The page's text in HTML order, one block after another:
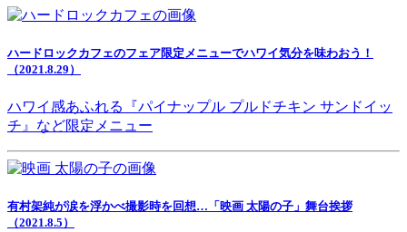
ハードロックカフェのフェア限定メニューでハワイ気分を味わおう！
（2021.8.29）
ハワイ感あふれる『パイナップル プルドチキン サンドイッ
チ』など限定メニュー
有村架純が涙を浮かべ撮影時を回想…「映画 太陽の子」舞台挨拶
（2021.8.5）